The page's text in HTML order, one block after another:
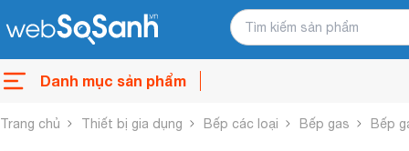
Danh mục sản phẩm
Trang chủ Thiết bị gia dụng Bếp các loại Bếp gas Bếp